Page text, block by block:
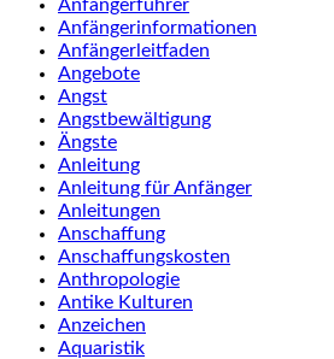
Anfängerführer
Anfängerinformationen
Anfängerleitfaden
Angebote
Angst
Angstbewältigung
Ängste
Anleitung
Anleitung für Anfänger
Anleitungen
Anschaffung
Anschaffungskosten
Anthropologie
Antike Kulturen
Anzeichen
Aquaristik